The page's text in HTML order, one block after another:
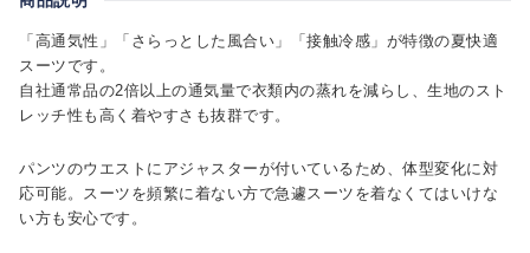
「高通気性」「さらっとした風合い」「接触冷感」が特徴の夏快適
スーツです。
自社通常品の2倍以上の通気量で衣類内の蒸れを減らし、生地のスト
レッチ性も高く着やすさも抜群です。
パンツのウエストにアジャスターが付いているため、体型変化に対
応可能。スーツを頻繁に着ない方で急遽スーツを着なくてはいけな
い方も安心です。